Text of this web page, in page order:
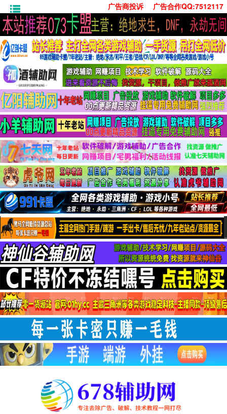
广告商投诉 广告合作QQ:7512117
首页
技术学习
安卓绿化
单机游戏
社交娱乐
系统工具
活动线报
常用办公
源码收集
值得一看
两性情感